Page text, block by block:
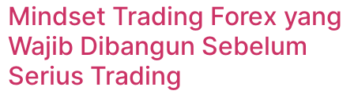
Mindset Trading Forex yang
Wajib Dibangun Sebelum
Serius Trading